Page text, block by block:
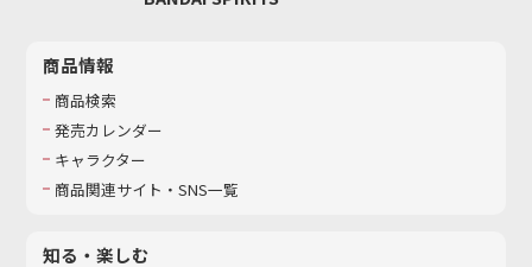
商品情報
商品検索
発売カレンダー
キャラクター
商品関連サイト・SNS一覧
知る・楽しむ